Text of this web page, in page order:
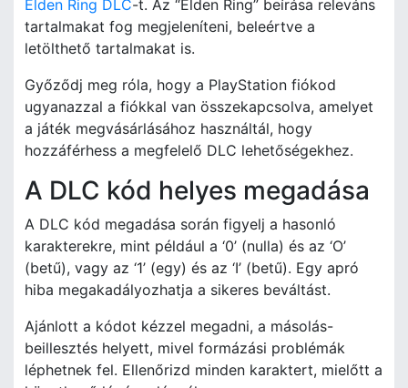
Elden Ring DLC-t. Az “Elden Ring” beírása releváns
tartalmakat fog megjeleníteni, beleértve a
letölthető tartalmakat is.
Győződj meg róla, hogy a PlayStation fiókod
ugyanazzal a fiókkal van összekapcsolva, amelyet
a játék megvásárlásához használtál, hogy
hozzáférhess a megfelelő DLC lehetőségekhez.
A DLC kód helyes megadása
A DLC kód megadása során figyelj a hasonló
karakterekre, mint például a ‘0’ (nulla) és az ‘O’
(betű), vagy az ‘1’ (egy) és az ‘I’ (betű). Egy apró
hiba megakadályozhatja a sikeres beváltást.
Ajánlott a kódot kézzel megadni, a másolás-
beillesztés helyett, mivel formázási problémák
léphetnek fel. Ellenőrizd minden karaktert, mielőtt a